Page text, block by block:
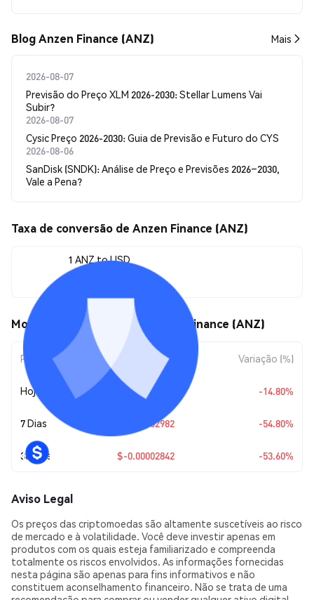
Blog Anzen Finance (ANZ) Mais
2026-08-07
Previsão do Preço XLM 2026-2030: Stellar Lumens Vai
Subir?
2026-08-07
Cysic Preço 2026-2030: Guia de Previsão e Futuro do CYS
2026-08-06
SanDisk (SNDK): Análise de Preço e Previsões 2026–2030,
Vale a Pena?
Taxa de conversão de Anzen Finance (ANZ)
1 ANZ to USD
Movimentos de preço de Anzen Finance (ANZ)
Período Variação do Valor Variação (%)
Hoje $-0.00000427 -14.80%
7 Dias $-0.00002982 -54.80%
30 Dias $-0.00002842 -53.60%
Aviso Legal
Os preços das criptomoedas são altamente suscetíveis ao risco
de mercado e à volatilidade. Você deve investir apenas em
produtos com os quais esteja familiarizado e compreenda
totalmente os riscos envolvidos. As informações fornecidas
nesta página são apenas para fins informativos e não
constituem aconselhamento financeiro. Não se trata de uma